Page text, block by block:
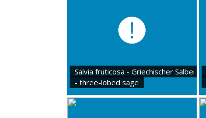
Salvia fruticosa - Griechischer Salbei
- three-lobed sage